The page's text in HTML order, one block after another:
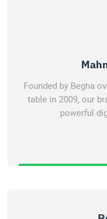
Founded by Begha
table in 2009, our
powerful